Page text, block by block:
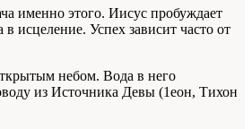
именно этого. Иисус пробуждает
исцеление. Успех зависит часто от
небом. Вода в него
из Источника Девы (1еон, Тихон